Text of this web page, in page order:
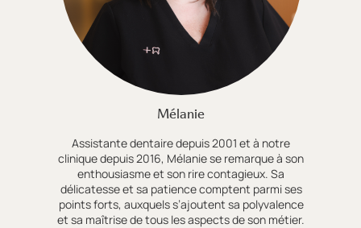
Mélanie
Assistante dentaire depuis 2001 et à notre
clinique depuis 2016, Mélanie se remarque à son
enthousiasme et son rire contagieux. Sa
délicatesse et sa patience comptent parmi ses
points forts, auxquels s’ajoutent sa polyvalence
et sa maîtrise de tous les aspects de son métier.